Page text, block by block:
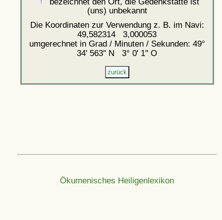
(uns) unbekannt
Die Koordinaten zur Verwendung z. B. im Navi:
49,582314 3,000053
umgerechnet in Grad / Minuten / Sekunden: 49°
34' 563'' N 3° 0' 1'' O
Ökumenisches Heiligenlexikon